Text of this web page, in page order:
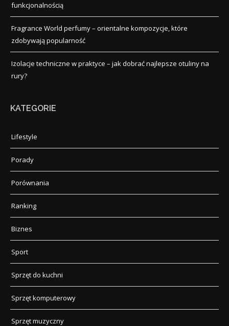
funkcjonalnością
Fragrance World perfumy – orientalne kompozycje, które
zdobywają popularność
Izolacje techniczne w praktyce – jak dobrać najlepsze otuliny na
rury?
KATEGORIE
Lifestyle
Porady
Porównania
Ranking
Biznes
Sport
Sprzęt do kuchni
Sprzęt komputerowy
Sprzęt muzyczny